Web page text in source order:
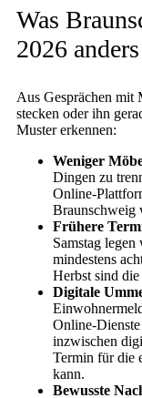
Was
2026
Aus Gesprächen mit
stecken oder ihn
Muster erkennen:
Weniger
Dingen zu
Online-
Braunschweig
Frühere
Samstag
mindestens
Herbst sind
Digitale
Online-
inzwischen
Termin für die
kann.
Bewusste